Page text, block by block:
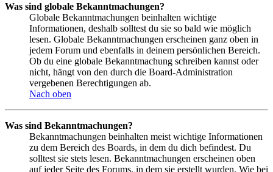
Was sind globale Bekanntmachungen?
Globale Bekanntmachungen beinhalten wichtige
Informationen, deshalb solltest du sie so bald wie möglich
lesen. Globale Bekanntmachungen erscheinen ganz oben in
jedem Forum und ebenfalls in deinem persönlichen Bereich.
Ob du eine globale Bekanntmachung schreiben kannst oder
nicht, hängt von den durch die Board-Administration
vergebenen Berechtigungen ab.
Nach oben
Was sind Bekanntmachungen?
Bekanntmachungen beinhalten meist wichtige Informationen
zu dem Bereich des Boards, in dem du dich befindest. Du
solltest sie stets lesen. Bekanntmachungen erscheinen oben
auf jeder Seite des Forums, in dem sie erstellt wurden. Wie bei